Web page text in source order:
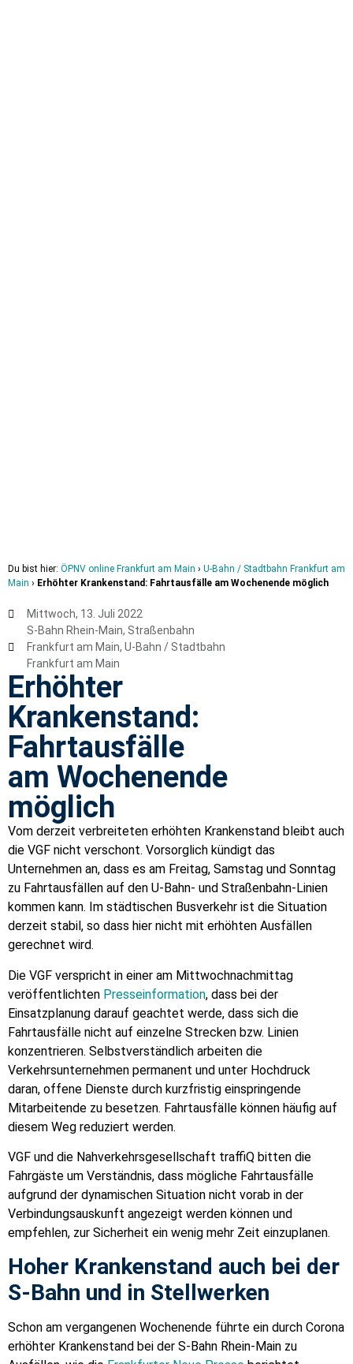
Du bist hier: ÖPNV online Frankfurt am Main › U-Bahn / Stadtbahn Frankfurt am
Main › Erhöhter Krankenstand: Fahrtausfälle am Wochenende möglich
Mittwoch, 13. Juli 2022
S-Bahn Rhein-Main, Straßenbahn
Frankfurt am Main, U-Bahn / Stadtbahn
Frankfurt am Main
Erhöhter
Krankenstand:
Fahrtausfälle
am Wochenende
möglich
Vom derzeit verbreiteten erhöhten Krankenstand bleibt auch
die VGF nicht verschont. Vorsorglich kündigt das
Unternehmen an, dass es am Freitag, Samstag und Sonntag
zu Fahrtausfällen auf den U-Bahn- und Straßenbahn-Linien
kommen kann. Im städtischen Busverkehr ist die Situation
derzeit stabil, so dass hier nicht mit erhöhten Ausfällen
gerechnet wird.
Die VGF verspricht in einer am Mittwochnachmittag
veröffentlichten Presseinformation, dass bei der
Einsatzplanung darauf geachtet werde, dass sich die
Fahrtausfälle nicht auf einzelne Strecken bzw. Linien
konzentrieren. Selbstverständlich arbeiten die
Verkehrsunternehmen permanent und unter Hochdruck
daran, offene Dienste durch kurzfristig einspringende
Mitarbeitende zu besetzen. Fahrtausfälle können häufig auf
diesem Weg reduziert werden.
VGF und die Nahverkehrsgesellschaft traffiQ bitten die
Fahrgäste um Verständnis, dass mögliche Fahrtausfälle
aufgrund der dynamischen Situation nicht vorab in der
Verbindungsauskunft angezeigt werden können und
empfehlen, zur Sicherheit ein wenig mehr Zeit einzuplanen.
Hoher Krankenstand auch bei der
S-Bahn und in Stellwerken
Schon am vergangenen Wochenende führte ein durch Corona
erhöhter Krankenstand bei der S-Bahn Rhein-Main zu